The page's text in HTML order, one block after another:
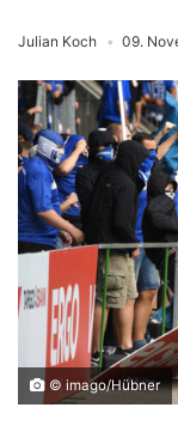
Julian Koch 09.
© imago/Hübner